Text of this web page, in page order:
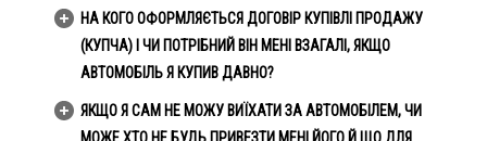
НА КОГО ОФОРМЛЯЄТЬСЯ ДОГОВІР КУПІВЛІ ПРОДАЖУ
(КУПЧА) І ЧИ ПОТРІБНИЙ ВІН МЕНІ ВЗАГАЛІ, ЯКЩО
АВТОМОБІЛЬ Я КУПИВ ДАВНО?
ЯКЩО Я САМ НЕ МОЖУ ВИЇХАТИ ЗА АВТОМОБІЛЕМ, ЧИ
МОЖЕ ХТО НЕ БУДЬ ПРИВЕЗТИ МЕНІ ЙОГО Й ЩО ДЛЯ